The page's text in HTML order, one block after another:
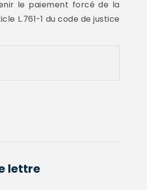
le paiement forcé de la
L.761-1 du code de justice
lettre